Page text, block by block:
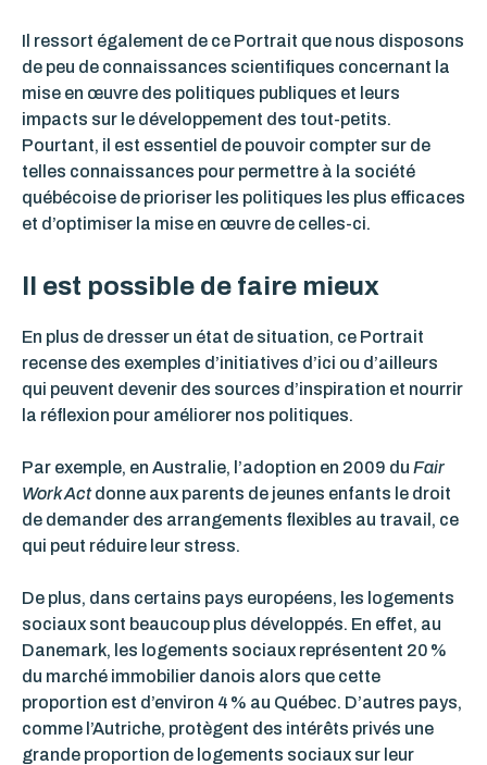
Il ressort également de ce Portrait que nous disposons
de peu de connaissances scientifiques concernant la
mise en œuvre des politiques publiques et leurs
impacts sur le développement des tout-petits.
Pourtant, il est essentiel de pouvoir compter sur de
telles connaissances pour permettre à la société
québécoise de prioriser les politiques les plus efficaces
et d’optimiser la mise en œuvre de celles-ci.
Il est possible de faire mieux
En plus de dresser un état de situation, ce Portrait
recense des exemples d’initiatives d’ici ou d’ailleurs
qui peuvent devenir des sources d’inspiration et nourrir
la réflexion pour améliorer nos politiques.
Par exemple, en Australie, l’adoption en 2009 du Fair
Work Actdonne aux parents de jeunes enfants le droit
de demander des arrangements flexibles au travail, ce
qui peut réduire leur stress.
De plus, dans certains pays européens, les logements
sociaux sont beaucoup plus développés. En effet, au
Danemark, les logements sociaux représentent 20 %
du marché immobilier danois alors que cette
proportion est d’environ 4 % au Québec. D’autres pays,
comme l’Autriche, protègent des intérêts privés une
grande proportion de logements sociaux sur leur